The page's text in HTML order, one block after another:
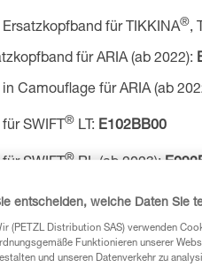
für TIKKINA®,
für ARIA (ab 2022):
Camouflage für ARIA (ab
SWIFT® LT: E102BB00
SWIFT® RL (ab 2023):
SWIFT RL (von 2019 bis
bis 2019):
NAO®RL:E105CA00
entscheiden, welche Daten Sie
(PETZL Distribution SAS) verwenden
Funktionieren unserer
und unseren Datenverkehr zu